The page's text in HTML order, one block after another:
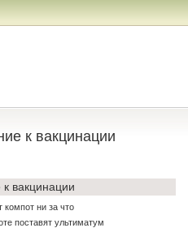
к вакцинации
вакцинации
компот ни за что
поставят ультиматум